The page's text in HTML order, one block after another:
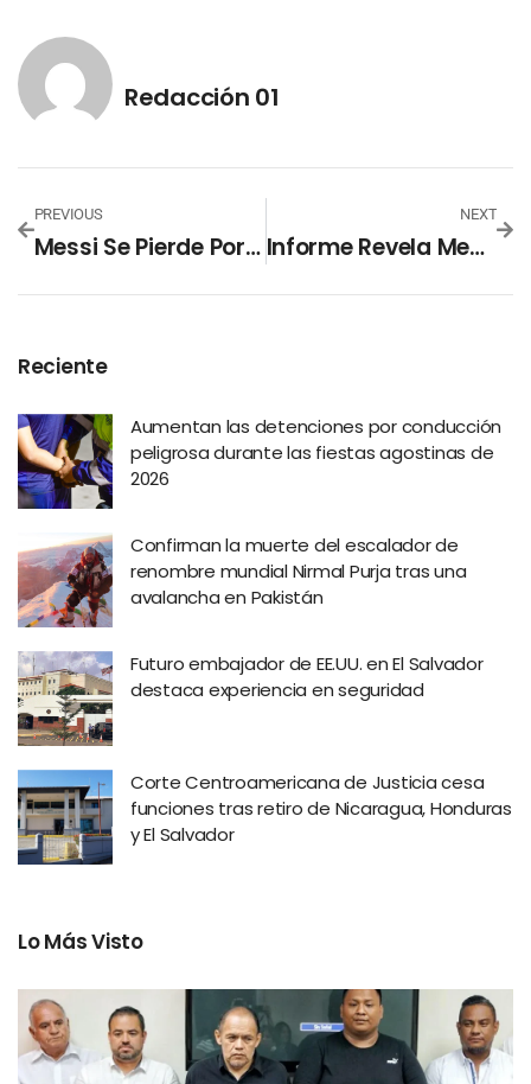
Redacción 01
PREVIOUS
Messi Se Pierde Por Lesión La Final De La Copa US Open
NEXT
Informe Revela Mecanismos Ilegales De Distribución De Fondos Públicos A ONG
Reciente
Aumentan las detenciones por conducción
peligrosa durante las fiestas agostinas de
2026
Confirman la muerte del escalador de
renombre mundial Nirmal Purja tras una
avalancha en Pakistán
Futuro embajador de EE.UU. en El Salvador
destaca experiencia en seguridad
Corte Centroamericana de Justicia cesa
funciones tras retiro de Nicaragua, Honduras
y El Salvador
Lo Más Visto